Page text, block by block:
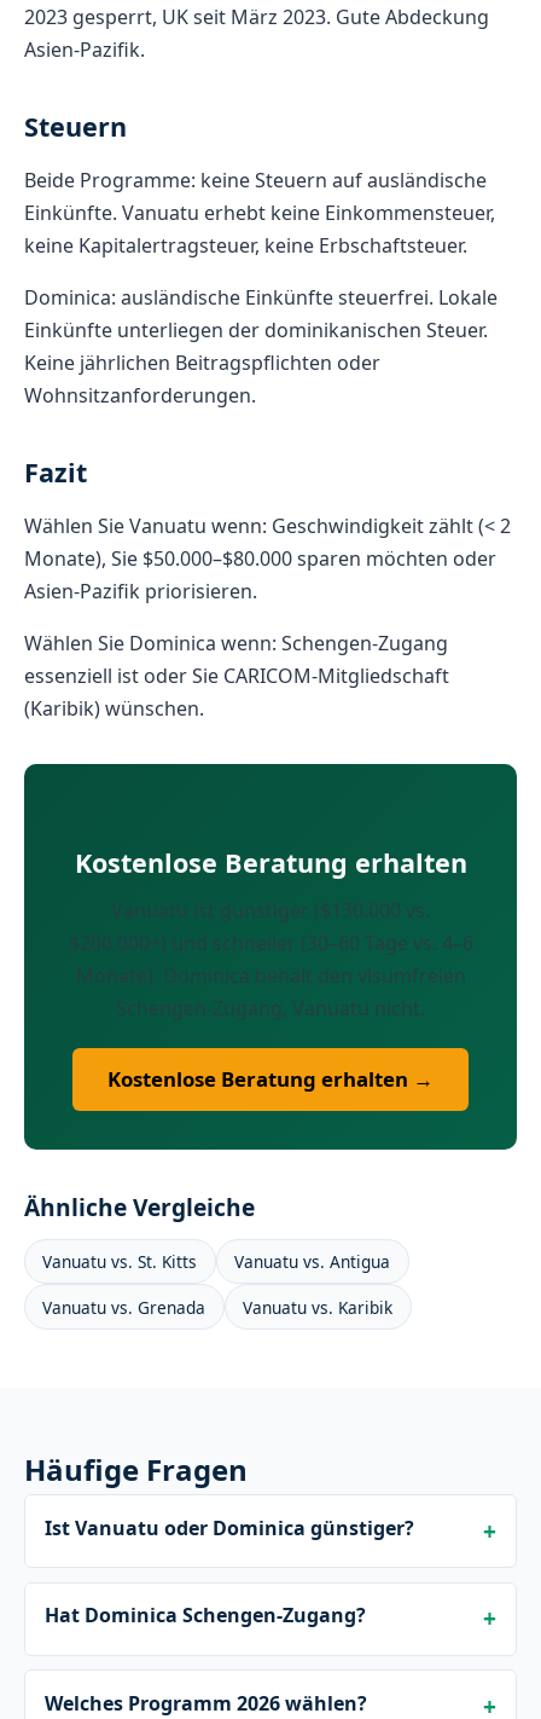
2023 gesperrt, UK seit März 2023. Gute Abdeckung
Asien-Pazifik.
Steuern
Beide Programme: keine Steuern auf ausländische
Einkünfte. Vanuatu erhebt keine Einkommensteuer,
keine Kapitalertragsteuer, keine Erbschaftsteuer.
Dominica: ausländische Einkünfte steuerfrei. Lokale
Einkünfte unterliegen der dominikanischen Steuer.
Keine jährlichen Beitragspflichten oder
Wohnsitzanforderungen.
Fazit
Wählen Sie Vanuatu wenn: Geschwindigkeit zählt (< 2
Monate), Sie $50.000–$80.000 sparen möchten oder
Asien-Pazifik priorisieren.
Wählen Sie Dominica wenn: Schengen-Zugang
essenziell ist oder Sie CARICOM-Mitgliedschaft
(Karibik) wünschen.
Kostenlose Beratung erhalten
Vanuatu ist günstiger ($130.000 vs.
$200.000+) und schneller (30–60 Tage vs. 4–6
Monate). Dominica behält den visumfreien
Schengen-Zugang, Vanuatu nicht.
Kostenlose Beratung erhalten →
Ähnliche Vergleiche
Vanuatu vs. St. Kitts
Vanuatu vs. Antigua
Vanuatu vs. Grenada
Vanuatu vs. Karibik
Häufige Fragen
Ist Vanuatu oder Dominica günstiger?
Hat Dominica Schengen-Zugang?
Welches Programm 2026 wählen?